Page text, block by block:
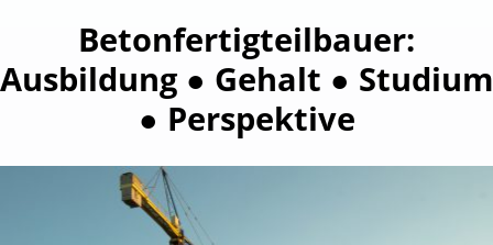
Betonfertigteilbauer:
Ausbildung ● Gehalt ● Studium
● Perspektive